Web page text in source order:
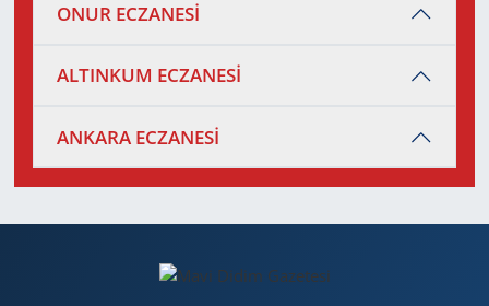
ONUR ECZANESİ
ALTINKUM ECZANESİ
ANKARA ECZANESİ